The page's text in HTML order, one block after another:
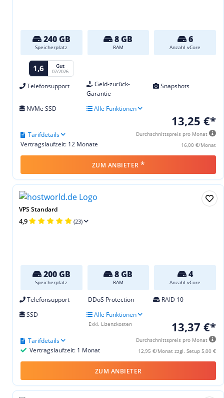
240 GB
Speicherplatz
8 GB
RAM
6
Anzahl vCore
1,6 Gut
07/2026
Telefonsupport
Geld-zurück-
Garantie
Snapshots
NVMe SSD Alle Funktionen
13,25 €*
Durchschnittspreis pro Monat
16,00 €/Monat
Vertragslaufzeit: 12 Monate
Tarifdetails
ZUM ANBIETER *
VPS Standard
4,9 (23)
200 GB
Speicherplatz
8 GB
RAM
4
Anzahl vCore
Telefonsupport DDoS Protection
RAID 10
SSD
Alle Funktionen
13,37 €*
Durchschnittspreis pro Monat
12,95 €/Monat zzgl. Setup 5,00 €
Vertragslaufzeit: 1 Monat
Tarifdetails
Exkl. Lizenzkosten
ZUM ANBIETER